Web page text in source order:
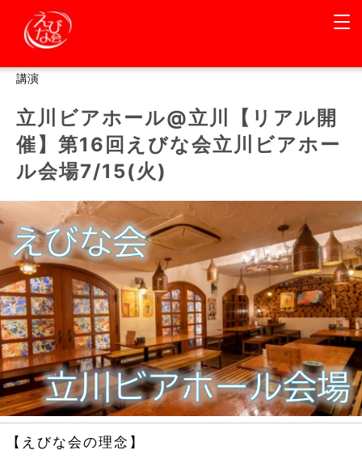
講演
立川ビアホール@立川【リアル開
催】第16回えびな会立川ビアホー
ル会場7/15(火)
【えびな会の理念】